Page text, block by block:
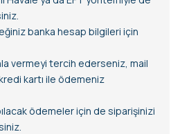
banka hesap bilgileri için
vermeyi tercih ederseniz, mail
kartı ile ödemeniz
ödemeler için de siparişinizi